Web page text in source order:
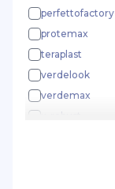
perfettofactory
protemax
teraplast
verdelook
verdemax